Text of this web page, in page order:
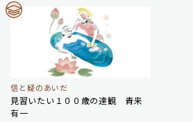
信と疑のあいだ
見習いたい１００歳の達観 青来
有一